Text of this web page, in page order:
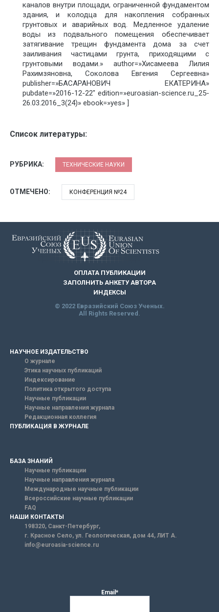
каналов внутри площади, ограниченной фундаментом
здания, и колодца для накопления собранных
грунтовых и аварийных вод. Медленное удаление
воды из подвального помещения обеспечивает
затягивание трещин фундамента дома за счет
заиливания частицами грунта, приходящими с
грунтовыми водами.» author=»Хисамеева Лилия
Рахимзяновна, Соколова Евгения Сергеевна»
publisher=»БАСАРАНОВИЧ ЕКАТЕРИНА»
pubdate=»2016-12-22″ edition=»euroasian-science.ru_25-
26.03.2016_3(24)» ebook=»yes» ]
Список литературы:
РУБРИКА: ТЕХНИЧЕСКИЕ НАУКИ
ОТМЕЧЕНО: КОНФЕРЕНЦИЯ №24
ОПЛАТА ПУБЛИКАЦИИ
ЗАПОЛНИТЬ АНКЕТУ АВТОРА
ИНДЕКСЫ
© 2022 Евразийский Союз Ученых.
All Rights Reserved.
НАУЧНОЕ ИЗДАТЕЛЬСТВО
О журнале
Этика научных публикаций
Индексирование
Политика открытого доступа
Научные публикации
Научные направления журнала
Редакционная коллегия
ПУБЛИКАЦИЯ В ЖУРНАЛЕ
БАЗА ЗНАНИЙ
Научные публикации
Научные направления журнала
Международные научные публикации
Всероссийские научные публикации
FAQ
НАШИ КОНТАКТЫ
198320, Санкт-Петербург,
г. Красное Село, ул. Геологическая, дом 44, ЛИТ А.
info@euroasia-science.ru
Email*